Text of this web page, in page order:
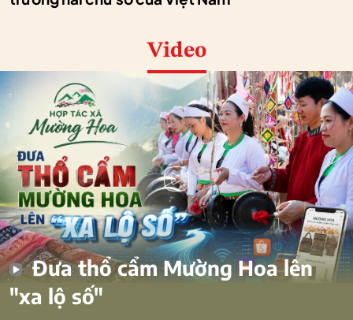
Video
Đưa thổ cẩm Mường Hoa lên
"xa lộ số"